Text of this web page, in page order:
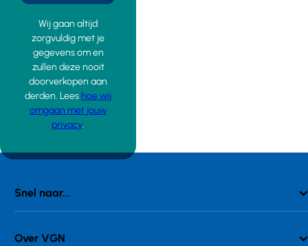
Wij gaan altijd
zorgvuldig met je
gegevens om en
zullen deze nooit
doorverkopen aan
derden. Lees hoe wij
omgaan met jouw
privacy.
Snel naar...
Over VGN